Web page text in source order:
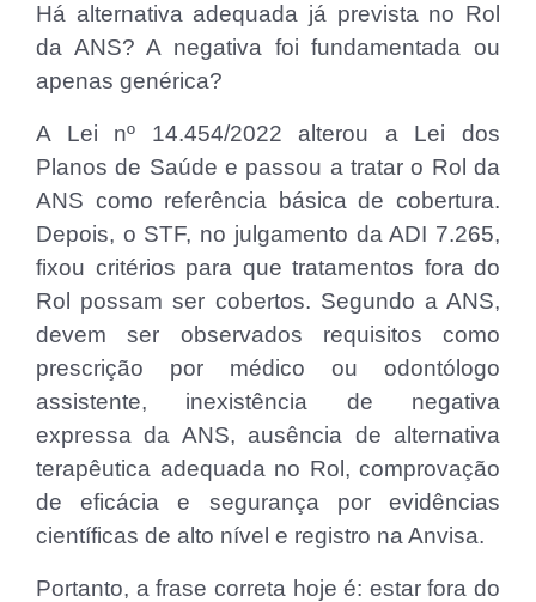
Há alternativa adequada já prevista no Rol
da ANS? A negativa foi fundamentada ou
apenas genérica?
A Lei nº 14.454/2022 alterou a Lei dos
Planos de Saúde e passou a tratar o Rol da
ANS como referência básica de cobertura.
Depois, o STF, no julgamento da ADI 7.265,
fixou critérios para que tratamentos fora do
Rol possam ser cobertos. Segundo a ANS,
devem ser observados requisitos como
prescrição por médico ou odontólogo
assistente, inexistência de negativa
expressa da ANS, ausência de alternativa
terapêutica adequada no Rol, comprovação
de eficácia e segurança por evidências
científicas de alto nível e registro na Anvisa.
Portanto, a frase correta hoje é: estar fora do